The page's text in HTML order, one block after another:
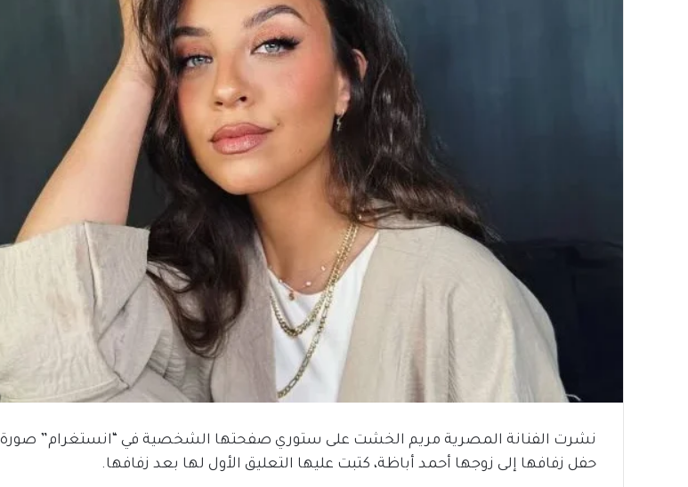
نشرت الفنانة المصرية مريم الخشت على ستوري صفحتها الشخصية في “انستغرام”
حفل زفافها إلى زوجها أحمد أباظة، كتبت عليها التعليق الأول لها بعد زفافها.